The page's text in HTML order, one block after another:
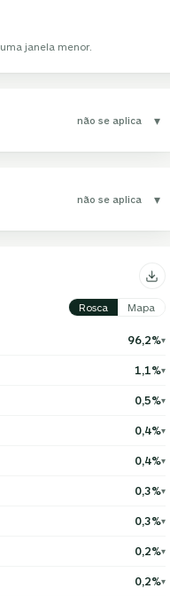
janela menor.
não se aplica ▾
não se aplica ▾
Rosca Mapa
96,2%▾
1,1%▾
0,5%▾
0,4%▾
0,4%▾
0,3%▾
0,3%▾
0,2%▾
0,2%▾